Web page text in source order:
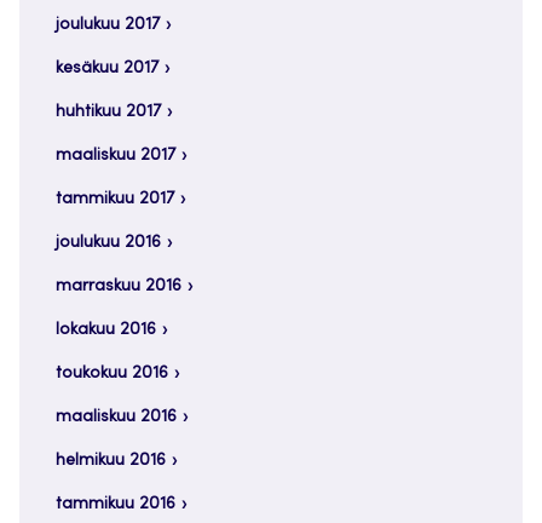
joulukuu 2017
kesäkuu 2017
huhtikuu 2017
maaliskuu 2017
tammikuu 2017
joulukuu 2016
marraskuu 2016
lokakuu 2016
toukokuu 2016
maaliskuu 2016
helmikuu 2016
tammikuu 2016